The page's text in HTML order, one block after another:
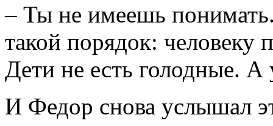
– Ты не имеешь
такой порядок: человеку
Дети не есть голодные.
И Федор снова услышал